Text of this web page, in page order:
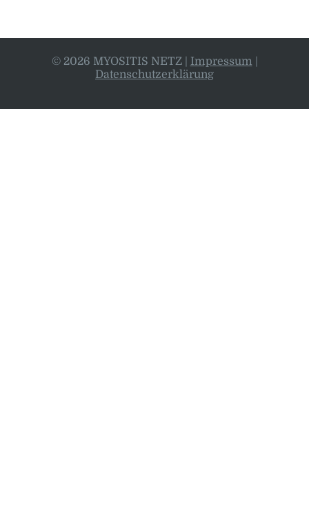
© 2026 MYOSITIS NETZ Impressum
Datenschutzerklärung